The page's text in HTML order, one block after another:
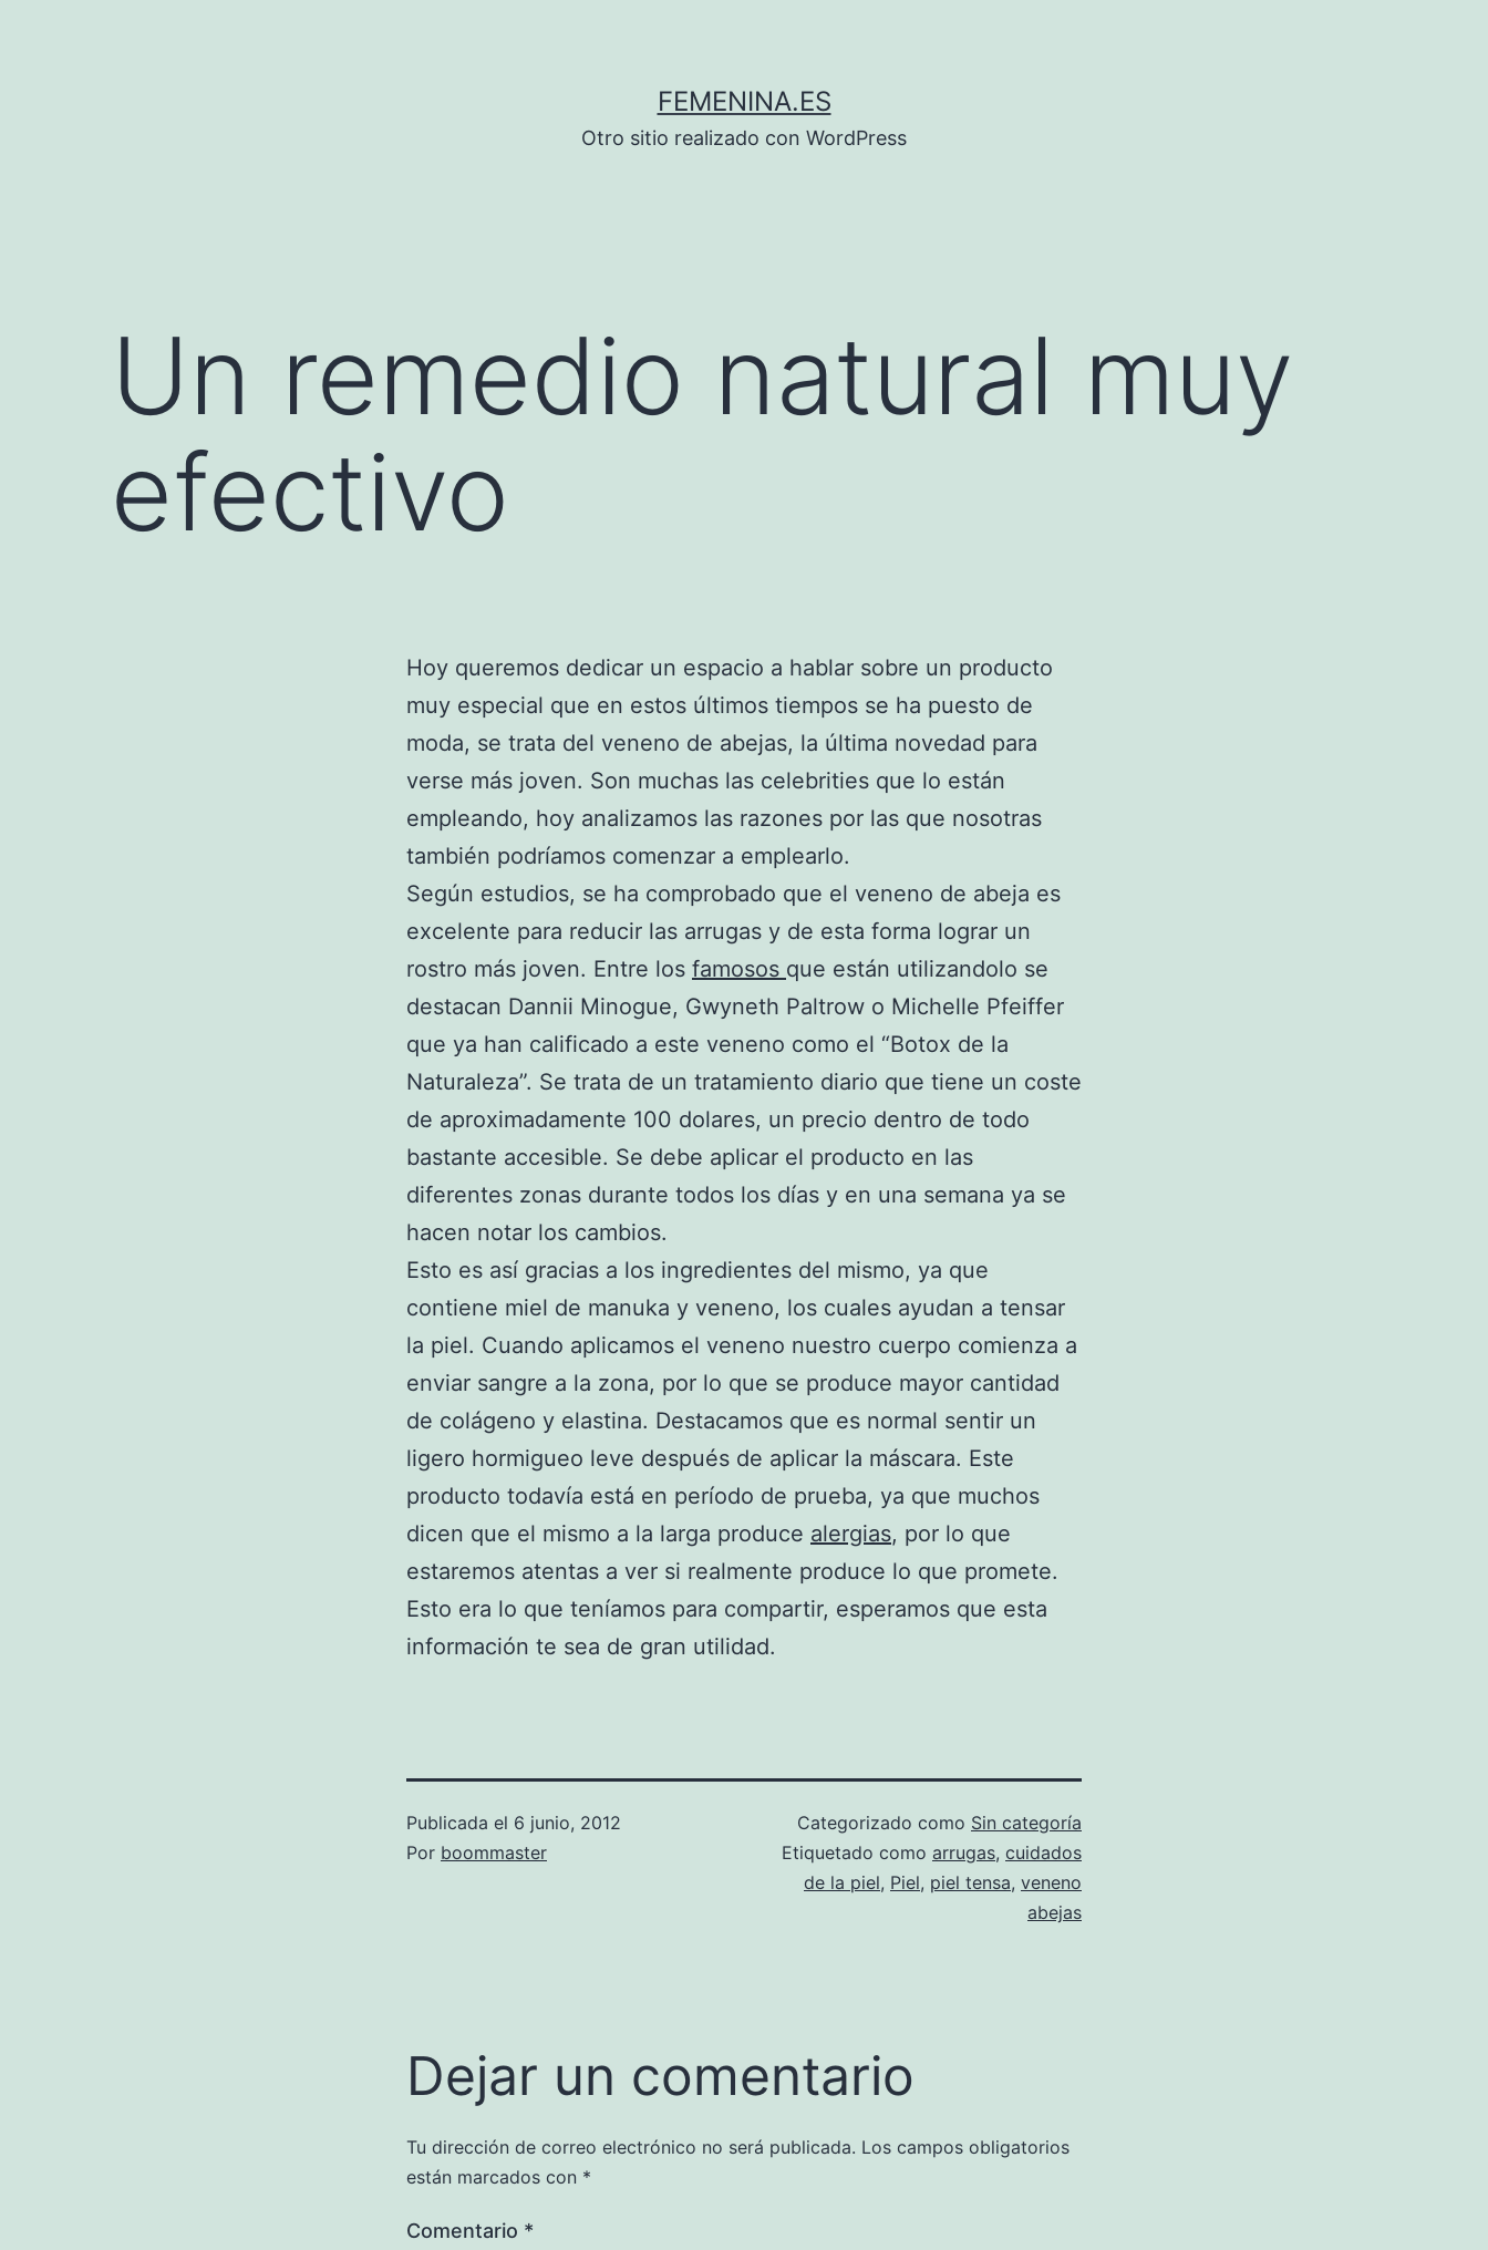
FEMENINA.ES
Otro sitio realizado con WordPress
Un remedio natural muy
efectivo
Hoy queremos dedicar un espacio a hablar sobre un producto
muy especial que en estos últimos tiempos se ha puesto de
moda, se trata del veneno de abejas, la última novedad para
verse más joven. Son muchas las celebrities que lo están
empleando, hoy analizamos las razones por las que nosotras
también podríamos comenzar a emplearlo.
Según estudios, se ha comprobado que el veneno de abeja es
excelente para reducir las arrugas y de esta forma lograr un
rostro más joven. Entre los famosos que están utilizandolo se
destacan Dannii Minogue, Gwyneth Paltrow o Michelle Pfeiffer
que ya han calificado a este veneno como el “Botox de la
Naturaleza”. Se trata de un tratamiento diario que tiene un coste
de aproximadamente 100 dolares, un precio dentro de todo
bastante accesible. Se debe aplicar el producto en las
diferentes zonas durante todos los días y en una semana ya se
hacen notar los cambios.
Esto es así gracias a los ingredientes del mismo, ya que
contiene miel de manuka y veneno, los cuales ayudan a tensar
la piel. Cuando aplicamos el veneno nuestro cuerpo comienza a
enviar sangre a la zona, por lo que se produce mayor cantidad
de colágeno y elastina. Destacamos que es normal sentir un
ligero hormigueo leve después de aplicar la máscara. Este
producto todavía está en período de prueba, ya que muchos
dicen que el mismo a la larga produce alergias, por lo que
estaremos atentas a ver si realmente produce lo que promete.
Esto era lo que teníamos para compartir, esperamos que esta
información te sea de gran utilidad.
Publicada el 6 junio, 2012
Por boommaster
Categorizado como Sin categoría
Etiquetado como arrugas, cuidados
de la piel, Piel, piel tensa, veneno
abejas
Dejar un comentario
Tu dirección de correo electrónico no será publicada. Los campos obligatorios
están marcados con *
Comentario *